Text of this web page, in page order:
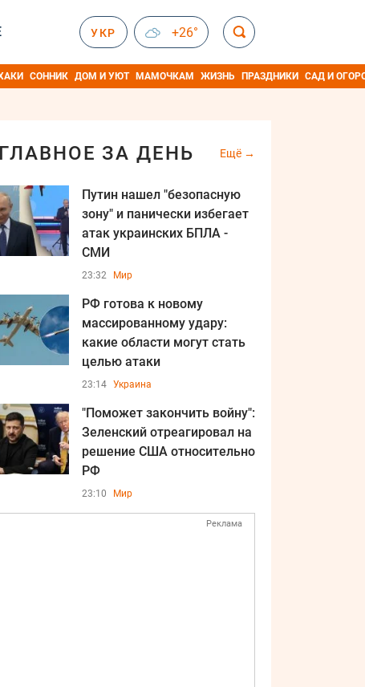
УКР +26°
СОННИК ДОМ И УЮТ МАМОЧКАМ ЖИЗНЬ ПРАЗДНИКИ САД И
ГЛАВНОЕ ЗА ДЕНЬ Ещё
Путин нашел "безопасную
зону" и панически избегает
атак украинских БПЛА -
СМИ
23:32 Мир
РФ готова к новому
массированному удару:
какие области могут стать
целью атаки
23:14 Украина
"Поможет закончить войну":
Зеленский отреагировал на
решение США относительно
РФ
23:10 Мир
Реклама